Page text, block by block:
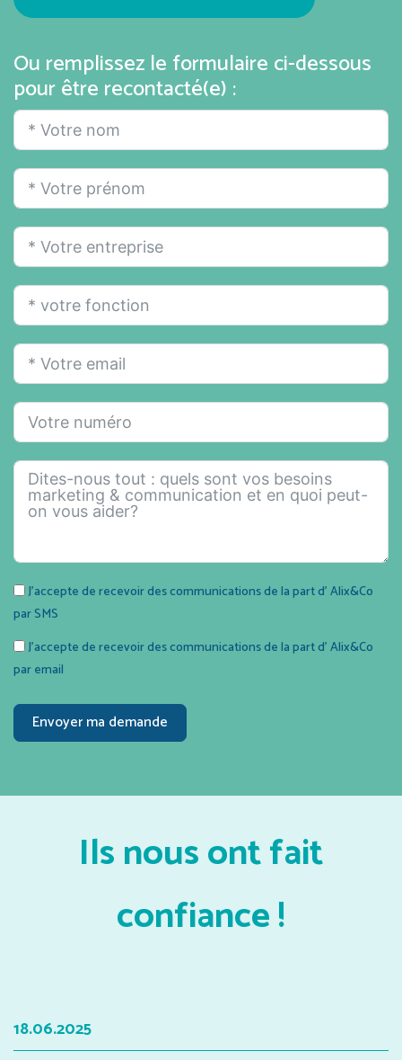
Ou remplissez le formulaire ci-dessous
pour être recontacté(e) :
J’accepte de recevoir des communications de la part d' Alix&Co
par SMS
J’accepte de recevoir des communications de la part d' Alix&Co
par email
Envoyer ma demande
Ils nous ont fait
confiance !
18.06.2025